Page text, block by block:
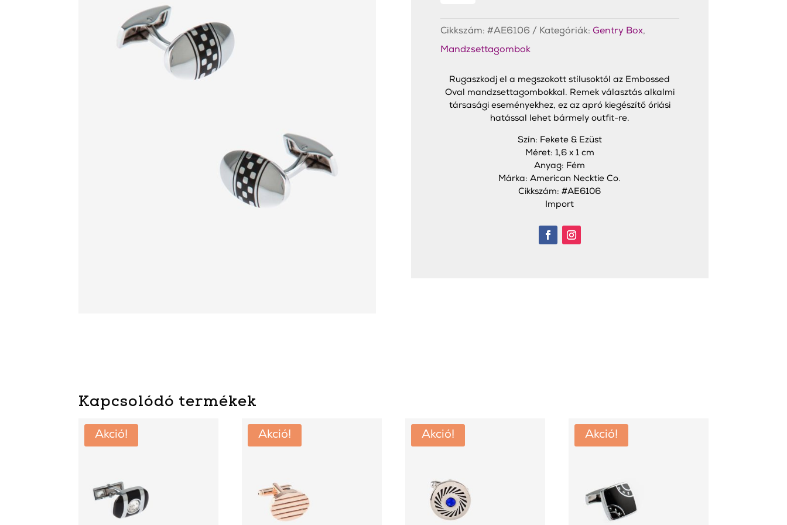
Cikkszám: #AE6106 Kategóriák: Gentry Box,
Mandzsettagombok
Rugaszkodj el a megszokott stílusoktól az Embossed
Oval mandzsettagombokkal. Remek választás alkalmi
társasági eseményekhez, ez az apró kiegészítő óriási
hatással lehet bármely outfit-re.
Szín: Fekete & Ezüst
Méret: 1,6 x 1 cm
Anyag: Fém
Márka: American Necktie Co.
Cikkszám: #AE6106
Import
Kapcsolódó termékek
Akció! Akció! Akció! Akció!